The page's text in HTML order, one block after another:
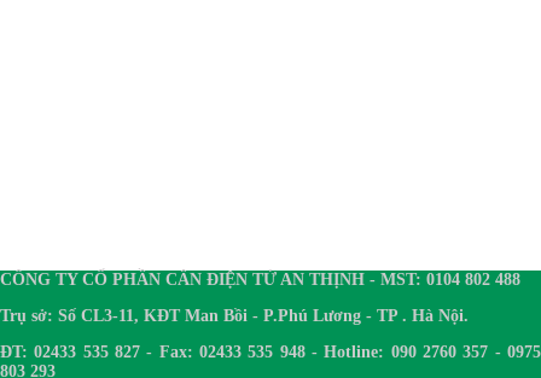
CÔNG TY CỔ PHẦN CÂN ĐIỆN TỬ AN THỊNH - MST: 0104 802 488
Trụ sở: Số CL3-11, KĐT Man Bồi - P.Phú Lương - TP . Hà Nội.
ĐT: 02433 535 827 - Fax: 02433 535 948 - Hotline: 090 2760 357 - 0975
803 293